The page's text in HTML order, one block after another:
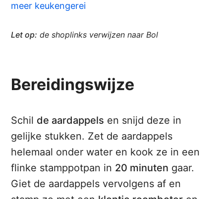
meer keukengerei
Let op: de shoplinks verwijzen naar Bol
Bereidingswijze
Schil de aardappels en snijd deze in
gelijke stukken. Zet de aardappels
helemaal onder water en kook ze in een
flinke stamppotpan in 20 minuten gaar.
Giet de aardappels vervolgens af en